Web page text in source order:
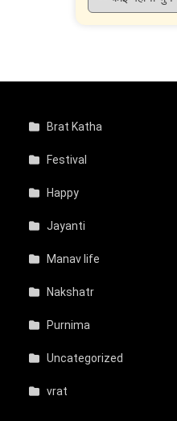
Brat Katha
Festival
Happy
Jayanti
Manav life
Nakshatr
Purnima
Uncategorized
vrat